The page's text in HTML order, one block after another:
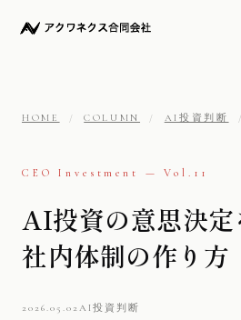
HOME / COLUMN / AI投資判断 /
CEO Investment — Vol.11
AI投資の意思決定
社内体制の作り方
2026.05.02AI投資判断